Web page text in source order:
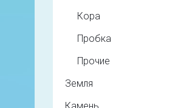
Кора
Пробка
Прочие
Земля